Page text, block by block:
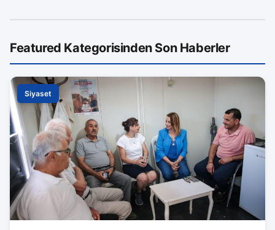
Featured Kategorisinden Son Haberler
Siyaset